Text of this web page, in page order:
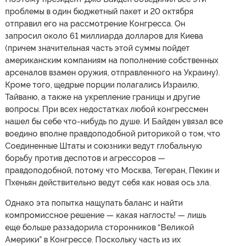
проблемы в один бюджетный пакет и 20 октября
отправил его на рассмотрение Конгресса. Он
запросил около 61 миллиарда долларов для Киева
(причем значительная часть этой суммы пойдет
американским компаниям на пополнение собственных
арсеналов взамен оружия, отправленного на Украину).
Кроме того, щедрые порции полагались Израилю,
Тайваню, а также на укрепление границы и другие
вопросы. При всех недостатках любой конгрессмен
нашел бы себе что-нибудь по душе. И Байден увязал все
воедино вполне правдоподобной риторикой о том, что
Соединенные Штаты и союзники ведут глобальную
борьбу против деспотов и агрессоров —
правдоподобной, потому что Москва, Тегеран, Пекин и
Пхеньян действительно ведут себя как новая ось зла.
Однако эта попытка нащупать баланс и найти
компромиссное решение — какая наглость! — лишь
еще больше раззадорила сторонников “Великой
Америки” в Конгрессе. Поскольку часть из их